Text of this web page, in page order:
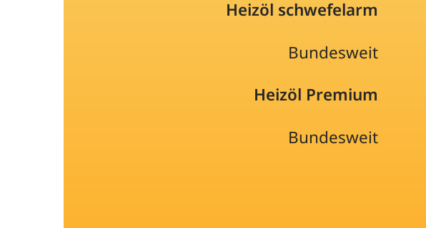
Heizöl schwefelarm
Bundesweit
Heizöl Premium
Bundesweit